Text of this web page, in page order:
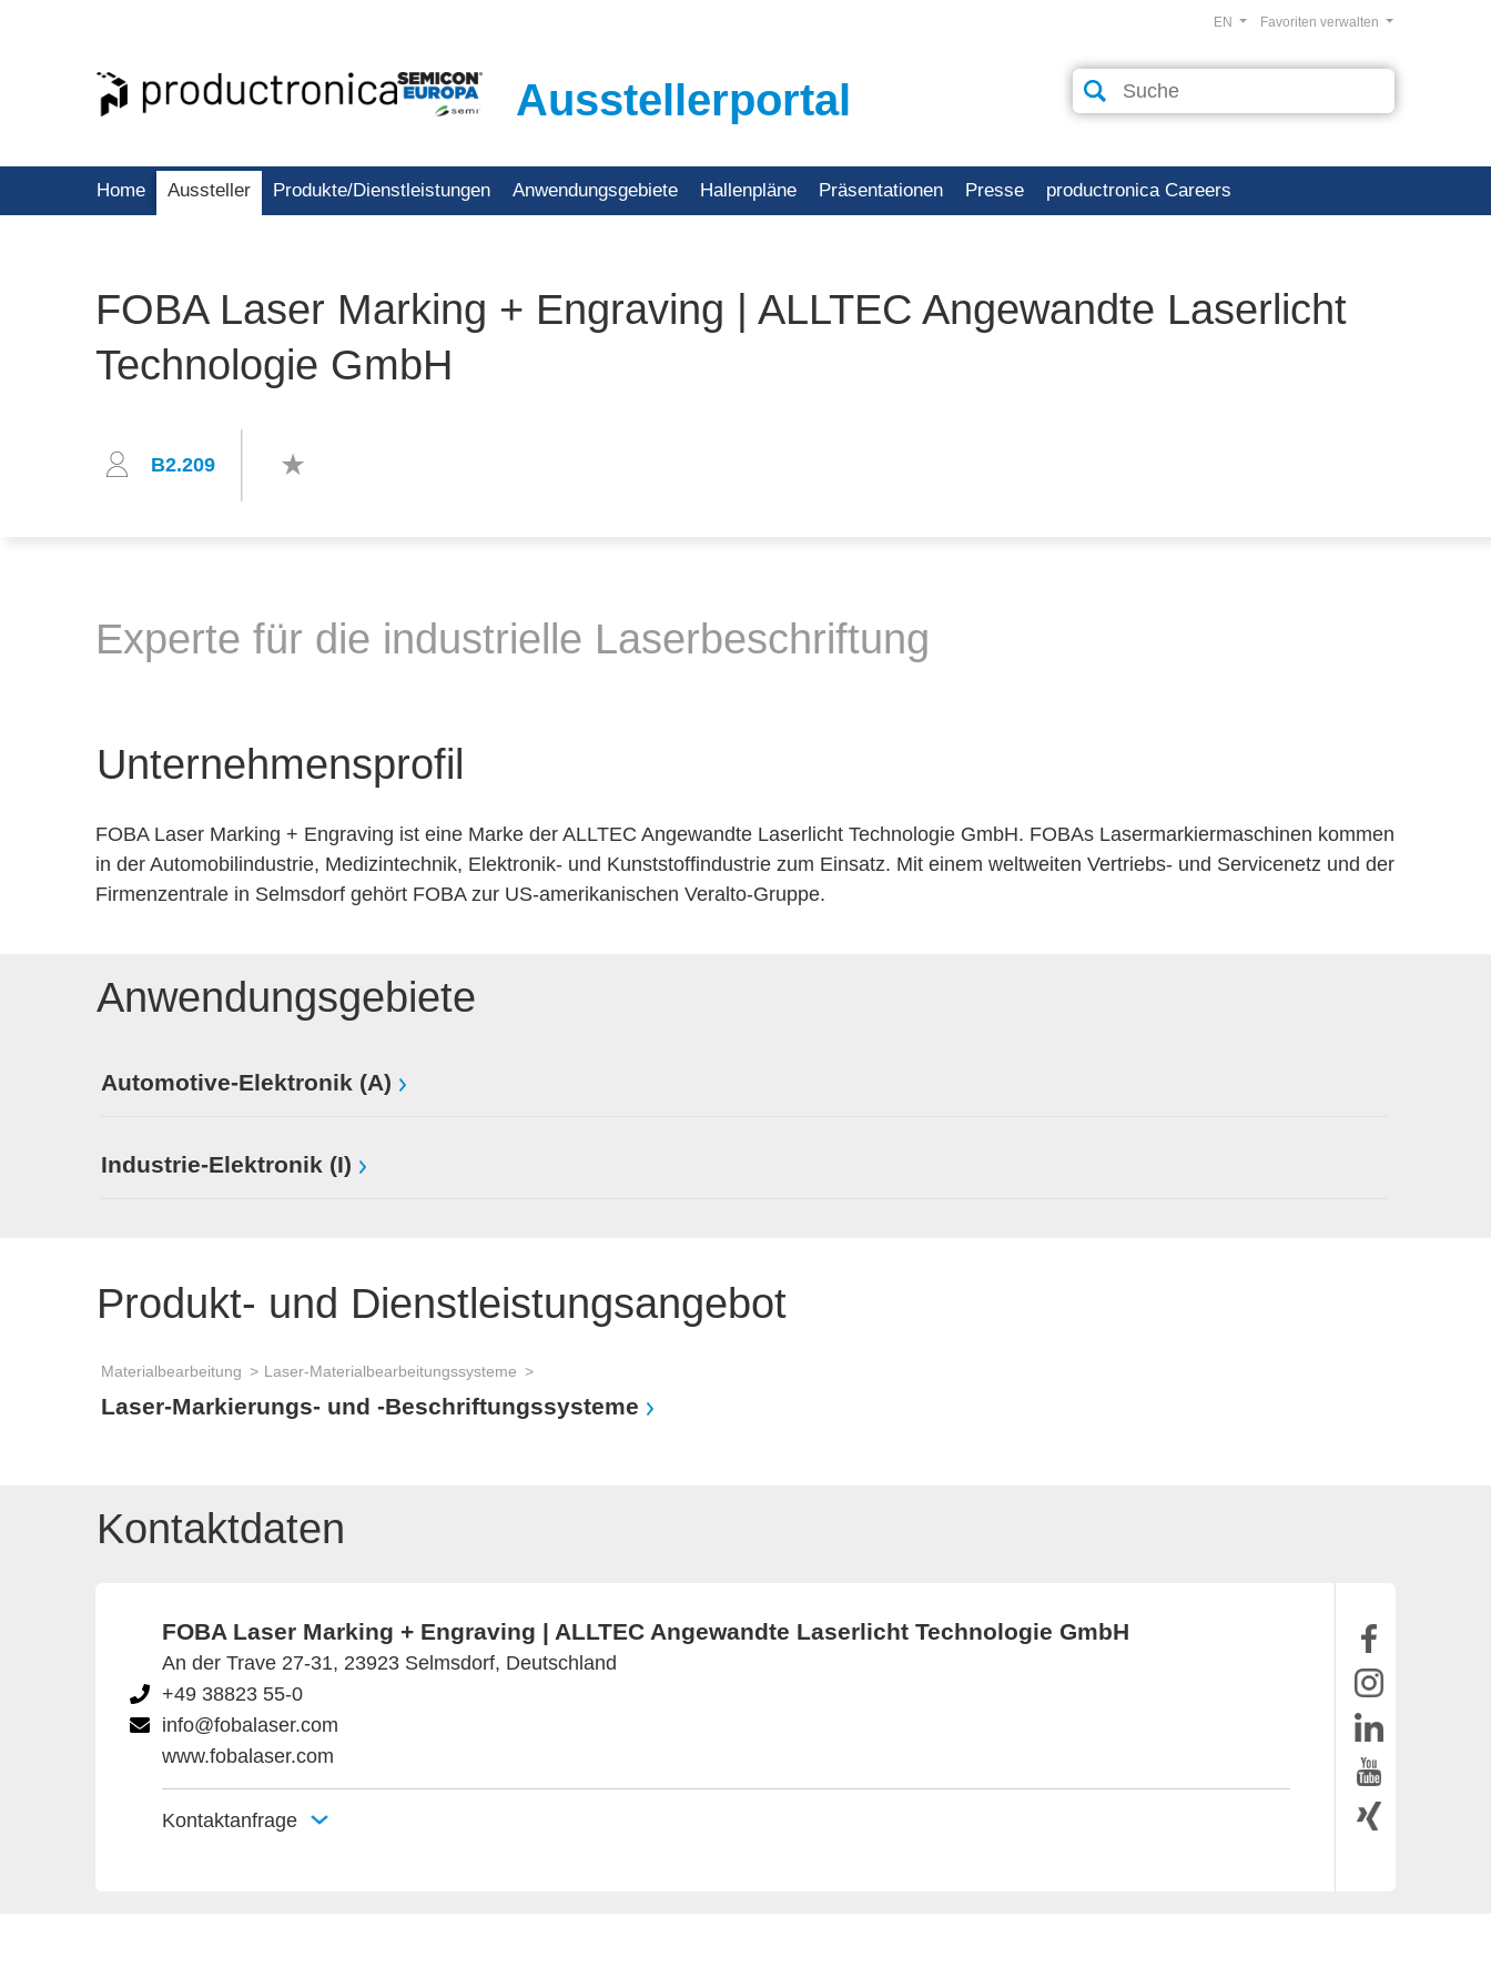
Ausstellerportal
Favoriten verwalten
EN
Home Aussteller Produkte/Dienstleistungen Anwendungsgebiete Hallenpläne Präsentationen Presse productronica Careers
FOBA Laser Marking + Engraving | ALLTEC Angewandte Laserlicht
Technologie GmbH
B2.209
Experte für die industrielle Laserbeschriftung
Unternehmensprofil
FOBA Laser Marking + Engraving ist eine Marke der ALLTEC Angewandte Laserlicht Technologie GmbH. FOBAs Lasermarkiermaschinen kommen
in der Automobilindustrie, Medizintechnik, Elektronik- und Kunststoffindustrie zum Einsatz. Mit einem weltweiten Vertriebs- und Servicenetz und der
Firmenzentrale in Selmsdorf gehört FOBA zur US-amerikanischen Veralto-Gruppe.
Anwendungsgebiete
Automotive-Elektronik (A)
Industrie-Elektronik (I)
Produkt- und Dienstleistungsangebot
Materialbearbeitung Laser-Materialbearbeitungssysteme
Laser-Markierungs- und -Beschriftungssysteme
Kontaktdaten
FOBA Laser Marking + Engraving | ALLTEC Angewandte Laserlicht Technologie GmbH
An der Trave 27-31, 23923 Selmsdorf, Deutschland
+49 38823 55-0
info@fobalaser.com
www.fobalaser.com
Kontaktanfrage